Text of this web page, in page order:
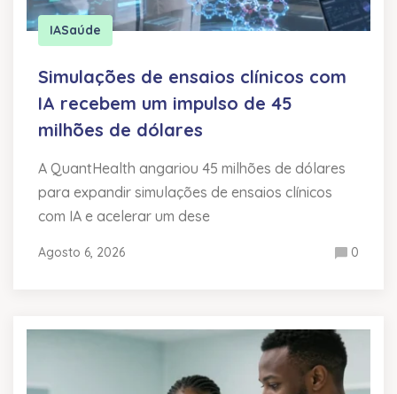
IASaúde
Simulações de ensaios clínicos com
IA recebem um impulso de 45
milhões de dólares
A QuantHealth angariou 45 milhões de dólares
para expandir simulações de ensaios clínicos
com IA e acelerar um dese
Agosto 6, 2026 0